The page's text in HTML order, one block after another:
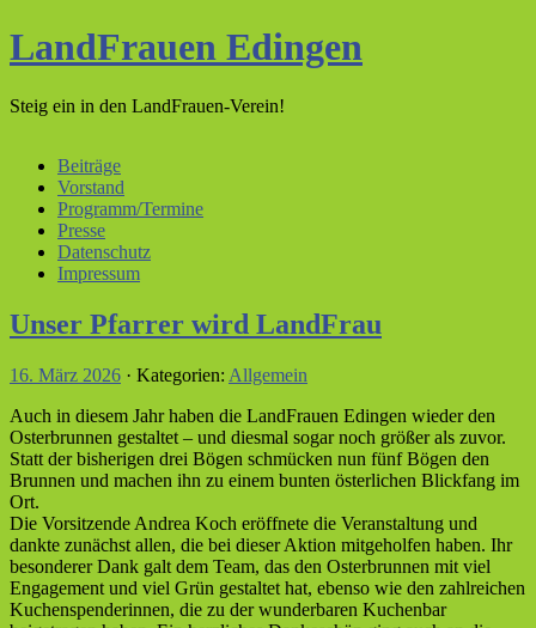
LandFrauen Edingen
Steig ein in den LandFrauen-Verein!
Beiträge
Vorstand
Programm/Termine
Presse
Datenschutz
Impressum
Unser Pfarrer wird LandFrau
16. März 2026 · Kategorien: Allgemein
Auch in diesem Jahr haben die LandFrauen Edingen wieder den
Osterbrunnen gestaltet – und diesmal sogar noch größer als zuvor.
Statt der bisherigen drei Bögen schmücken nun fünf Bögen den
Brunnen und machen ihn zu einem bunten österlichen Blickfang im
Ort.
Die Vorsitzende Andrea Koch eröffnete die Veranstaltung und
dankte zunächst allen, die bei dieser Aktion mitgeholfen haben. Ihr
besonderer Dank galt dem Team, das den Osterbrunnen mit viel
Engagement und viel Grün gestaltet hat, ebenso wie den zahlreichen
Kuchenspenderinnen, die zu der wunderbaren Kuchenbar